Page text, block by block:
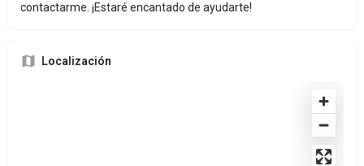
contactarme. ¡Estaré encantado de ayudarte!
Localización